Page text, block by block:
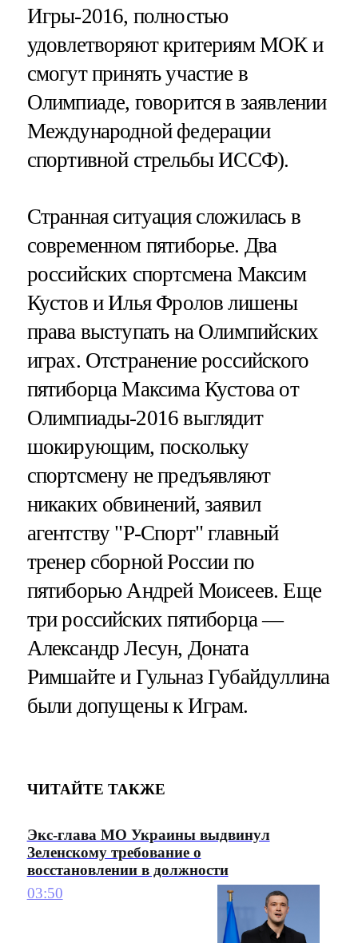
Игры-2016, полностью
удовлетворяют критериям МОК и
смогут принять участие в
Олимпиаде, говорится в заявлении
Международной федерации
спортивной стрельбы ИССФ).
Странная ситуация сложилась в
современном пятиборье. Два
российских спортсмена Максим
Кустов и Илья Фролов лишены
права выступать на Олимпийских
играх. Отстранение российского
пятиборца Максима Кустова от
Олимпиады-2016 выглядит
шокирующим, поскольку
спортсмену не предъявляют
никаких обвинений, заявил
агентству "Р-Спорт" главный
тренер сборной России по
пятиборью Андрей Моисеев. Еще
три российских пятиборца —
Александр Лесун, Доната
Римшайте и Гульназ Губайдуллина
были допущены к Играм.
ЧИТАЙТЕ ТАКЖЕ
Экс-глава МО Украины выдвинул
Зеленскому требование о
восстановлении в должности
03:50